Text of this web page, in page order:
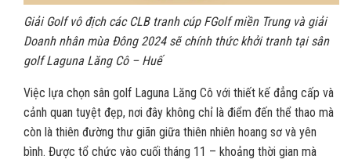
Giải Golf vô địch các CLB tranh cúp FGolf miền Trung và giải
Doanh nhân mùa Đông 2024 sẽ chính thức khởi tranh tại sân
golf Laguna Lăng Cô – Huế
Việc lựa chọn sân golf Laguna Lăng Cô với thiết kế đẳng cấp và
cảnh quan tuyệt đẹp, nơi đây không chỉ là điểm đến thể thao mà
còn là thiên đường thư giãn giữa thiên nhiên hoang sơ và yên
bình. Được tổ chức vào cuối tháng 11 – khoảng thời gian mà